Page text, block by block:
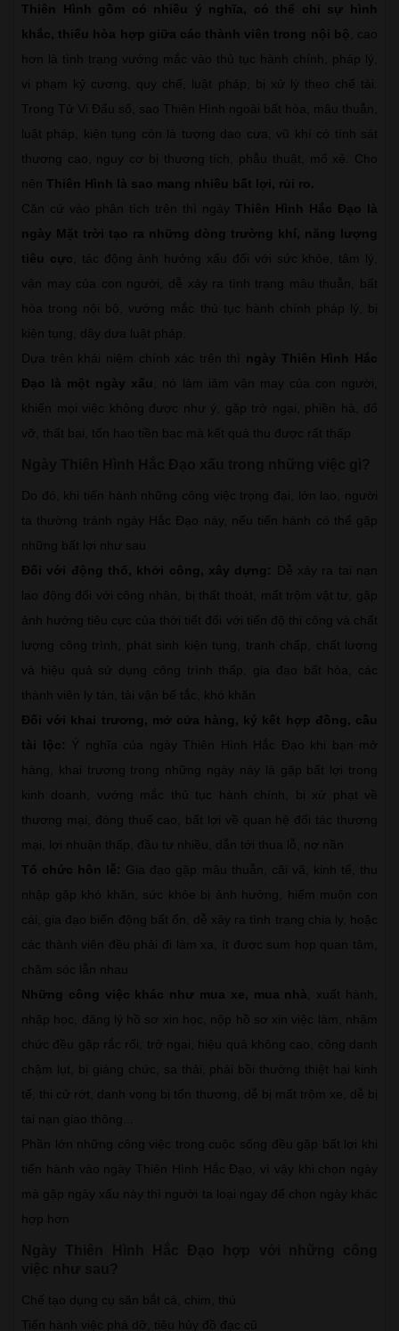
Thiên Hình gồm có nhiều ý nghĩa, có thể chỉ sự hình
khắc, thiếu hòa hợp giữa các thành viên trong nội bộ , cao
hơn là tình trạng vướng mắc vào thủ tục hành chính, pháp lý,
vi phạm kỷ cương, quy chế, luật pháp, bị xử lý theo chế tài.
Trong Tử Vi Đẩu số, sao Thiên Hình ngoài bất hòa, mâu thuẫn,
luật pháp, kiện tụng còn là tượng dao cưa, vũ khí có tính sát
thương cao, nguy cơ bị thương tích, phẫu thuật, mổ xẻ. Cho
nên Thiên Hình là sao mang nhiều bất lợi, rủi ro.
Căn cứ vào phân tích trên thì ngày Thiên Hình Hắc Đạo là
ngày Mặt trời tạo ra những dòng trường khí, năng lượng
tiêu cực , tác động ảnh hưởng xấu đối với sức khỏe, tâm lý,
vận may của con người, dễ xảy ra tình trạng mâu thuẫn, bất
hòa trong nội bộ, vướng mắc thủ tục hành chính pháp lý, bị
kiện tụng, dây dưa luật pháp.
Dựa trên khái niệm chính xác trên thì ngày Thiên Hình Hắc
Đạo là một ngày xấu
, nó làm iảm vận may của con người,
khiến mọi việc không được như ý, gặp trở ngại, phiền hà, đổ
vỡ, thất bại, tốn hao tiền bạc mà kết quả thu được rất thấp
Do đó, khi tiến hành những công việc trọng đại, lớn lao, người
ta thường tránh ngày Hắc Đạo này, nếu tiến hành có thể gặp
những bất lợi như sau
Đối với động thổ, khởi công, xây dựng:
Dễ xảy ra tai nạn
lao động đối với công nhân, bị thất thoát, mất trộm vật tư, gặp
ảnh hưởng tiêu cực của thời tiết đối với tiến độ thi công và chất
lượng công trình, phát sinh kiện tụng, tranh chấp, chất lượng
và hiệu quả sử dụng công trình thấp, gia đạo bất hòa, các
thành viên ly tán, tài vận bế tắc, khó khăn
Đối với khai trương, mở cửa hàng, ký kết hợp đồng, cầu
tài lộc: Ý nghĩa của ngày Thiên Hình Hắc Đạo khi bạn mở
hàng, khai trương trong những ngày này là gặp bất lợi trong
kinh doanh, vướng mắc thủ tục hành chính, bị xử phạt về
thương mại, đóng thuế cao, bất lợi về quan hệ đối tác thương
mại, lợi nhuận thấp, đầu tư nhiều, dẫn tới thua lỗ, nợ nần
Tổ chức hôn lễ: Gia đạo gặp mâu thuẫn, cãi vã, kinh tế, thu
nhập gặp khó khăn, sức khỏe bị ảnh hưởng, hiếm muộn con
cái, gia đạo biến động bất ổn, dễ xảy ra tình trạng chia ly, hoặc
các thành viên đều phải đi làm xa, ít được sum họp quan tâm,
chăm sóc lẫn nhau
Những công việc khác như mua xe, mua nhà
, xuất hành,
nhập học, đăng lý hồ sơ xin học, nộp hồ sơ xin việc làm, nhậm
chức đều gặp rắc rối, trở ngại, hiệu quả không cao, công danh
chậm lụt, bị giáng chức, sa thải, phải bồi thường thiệt hại kinh
tế, thi cử rớt, danh vọng bị tổn thương, dễ bị mất trộm xe, dễ bị
tai nạn giao thông...
Phần lớn những công việc trong cuộc sống đều gặp bất lợi khi
tiến hành vào ngày Thiên Hình Hắc Đạo, vì vậy khi chọn ngày
mà gặp ngày xấu này thì người ta loại ngay để chọn ngày khác
hợp hơn
Chế tạo dụng cụ săn bắt cá, chim, thú
Tiến hành việc phá dỡ, tiêu hủy đồ đạc cũ